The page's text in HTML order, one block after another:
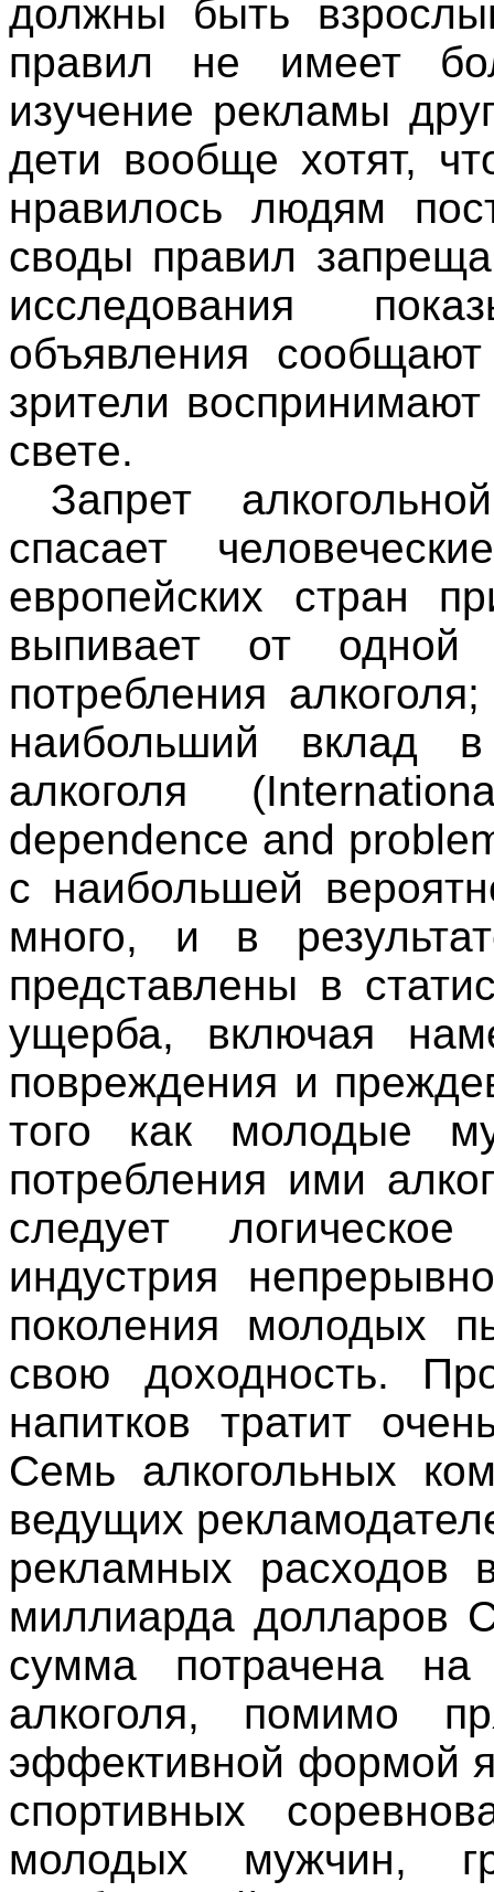
должны быть
правил не имеет
изучение рекламы
дети вообще хотят,
нравилось людям
своды правил
исследования
объявления
зрители
свете.
Запрет
спасает
европейских стран
выпивает от
потребления
наибольший вклад в
алкоголя
dependence and
с наибольшей
много, и в
представлены в
ущерба, включая
повреждения и
того как молодые
потребления ими
следует
индустрия
поколения молодых
свою доходность.
напитков тратит
Семь алкогольных
ведущих
рекламных расходов
миллиарда долларов
сумма потрачена
алкоголя, помимо
эффективной формой
спортивных
молодых мужчин,